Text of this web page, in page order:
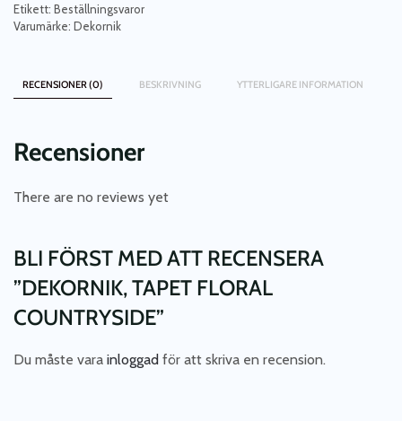
Etikett: Beställningsvaror
Varumärke: Dekornik
RECENSIONER (0) BESKRIVNING YTTERLIGARE INFORMATION
Recensioner
There are no reviews yet
BLI FÖRST MED ATT RECENSERA
”DEKORNIK, TAPET FLORAL
COUNTRYSIDE”
Du måste vara inloggad för att skriva en recension.